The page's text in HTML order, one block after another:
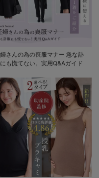
さんの為の喪服マナー 急な訃
も慌てない。実用Q&Aガイド